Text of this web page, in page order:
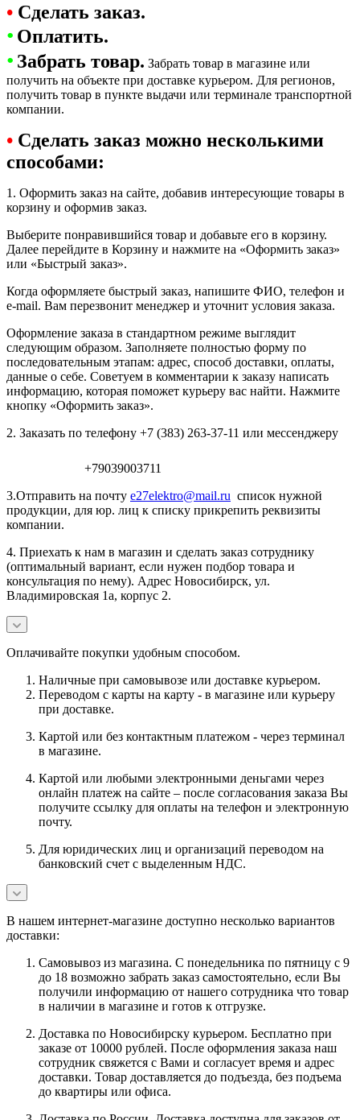
• Сделать заказ.
• Оплатить.
• Забрать товар. Забрать товар в магазине или
получить на объекте при доставке курьером. Для регионов,
получить товар в пункте выдачи или терминале транспортной
компании.
• Сделать заказ можно несколькими
способами:
1. Оформить заказ на сайте, добавив интересующие товары в
корзину и оформив заказ.
Выберите понравившийся товар и добавьте его в корзину.
Далее перейдите в Корзину и нажмите на «Оформить заказ»
или «Быстрый заказ».
Когда оформляете быстрый заказ, напишите ФИО, телефон и
e-mail. Вам перезвонит менеджер и уточнит условия заказа.
Оформление заказа в стандартном режиме выглядит
следующим образом. Заполняете полностью форму по
последовательным этапам: адрес, способ доставки, оплаты,
данные о себе. Советуем в комментарии к заказу написать
информацию, которая поможет курьеру вас найти. Нажмите
кнопку «Оформить заказ».
2. Заказать по телефону +7 (383) 263-37-11 или мессенджеру
+79039003711
3.Отправить на почту e27elektro@mail.ru список нужной
продукции, для юр. лиц к списку прикрепить реквизиты
компании.
4. Приехать к нам в магазин и сделать заказ сотруднику
(оптимальный вариант, если нужен подбор товара и
консультация по нему). Адрес Новосибирск, ул.
Владимировская 1а, корпус 2.
Оплачивайте покупки удобным способом.
Наличные при самовывозе или доставке курьером.
Переводом с карты на карту - в магазине или курьеру
при доставке.
Картой или без контактным платежом - через терминал
в магазине.
Картой или любыми электронными деньгами через
онлайн платеж на сайте – после согласования заказа Вы
получите ссылку для оплаты на телефон и электронную
почту.
Для юридических лиц и организаций переводом на
банковский счет с выделенным НДС.
В нашем интернет-магазине доступно несколько вариантов
доставки:
Самовывоз из магазина. С понедельника по пятницу с 9
до 18 возможно забрать заказ самостоятельно, если Вы
получили информацию от нашего сотрудника что товар
в наличии в магазине и готов к отгрузке.
Доставка по Новосибирску курьером. Бесплатно при
заказе от 10000 рублей. После оформления заказа наш
сотрудник свяжется с Вами и согласует время и адрес
доставки. Товар доставляется до подъезда, без подъема
до квартиры или офиса.